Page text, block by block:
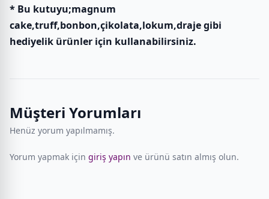
* Bu kutuyu;magnum
cake,truff,bonbon,çikolata,lokum,draje gibi
hediyelik ürünler için kullanabilirsiniz.
Müşteri Yorumları
Henüz yorum yapılmamış.
Yorum yapmak için giriş yapın ve ürünü satın almış olun.